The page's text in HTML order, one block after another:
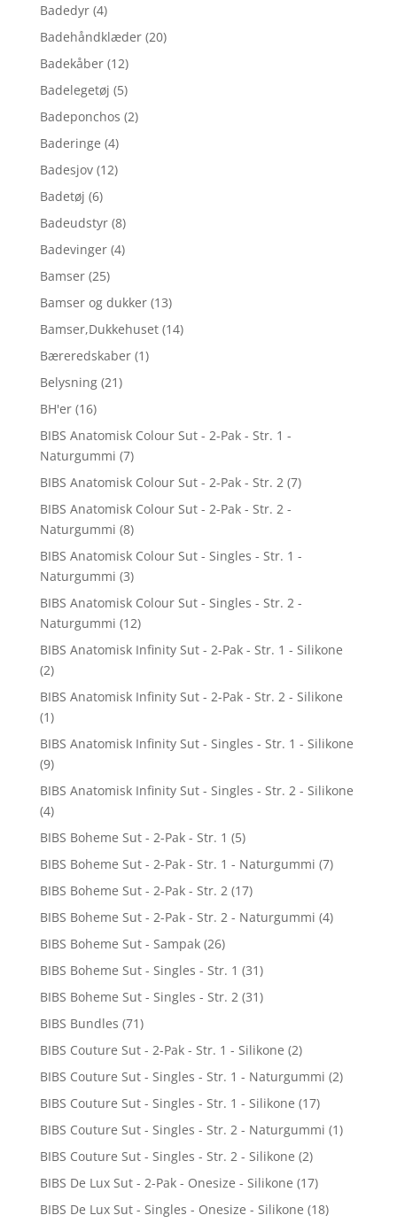
Badedyr (4)
Badehåndklæder (20)
Badekåber (12)
Badelegetøj (5)
Badeponchos (2)
Baderinge (4)
Badesjov (12)
Badetøj (6)
Badeudstyr (8)
Badevinger (4)
Bamser (25)
Bamser og dukker (13)
Bamser,Dukkehuset (14)
Bæreredskaber (1)
Belysning (21)
BH'er (16)
BIBS Anatomisk Colour Sut - 2-Pak - Str. 1 -
Naturgummi (7)
BIBS Anatomisk Colour Sut - 2-Pak - Str. 2 (7)
BIBS Anatomisk Colour Sut - 2-Pak - Str. 2 -
Naturgummi (8)
BIBS Anatomisk Colour Sut - Singles - Str. 1 -
Naturgummi (3)
BIBS Anatomisk Colour Sut - Singles - Str. 2 -
Naturgummi (12)
BIBS Anatomisk Infinity Sut - 2-Pak - Str. 1 - Silikone
(2)
BIBS Anatomisk Infinity Sut - 2-Pak - Str. 2 - Silikone
(1)
BIBS Anatomisk Infinity Sut - Singles - Str. 1 - Silikone
(9)
BIBS Anatomisk Infinity Sut - Singles - Str. 2 - Silikone
(4)
BIBS Boheme Sut - 2-Pak - Str. 1 (5)
BIBS Boheme Sut - 2-Pak - Str. 1 - Naturgummi (7)
BIBS Boheme Sut - 2-Pak - Str. 2 (17)
BIBS Boheme Sut - 2-Pak - Str. 2 - Naturgummi (4)
BIBS Boheme Sut - Sampak (26)
BIBS Boheme Sut - Singles - Str. 1 (31)
BIBS Boheme Sut - Singles - Str. 2 (31)
BIBS Bundles (71)
BIBS Couture Sut - 2-Pak - Str. 1 - Silikone (2)
BIBS Couture Sut - Singles - Str. 1 - Naturgummi (2)
BIBS Couture Sut - Singles - Str. 1 - Silikone (17)
BIBS Couture Sut - Singles - Str. 2 - Naturgummi (1)
BIBS Couture Sut - Singles - Str. 2 - Silikone (2)
BIBS De Lux Sut - 2-Pak - Onesize - Silikone (17)
BIBS De Lux Sut - Singles - Onesize - Silikone (18)